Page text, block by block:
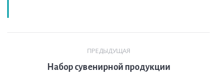
ПРЕДЫДУЩАЯ
Предыдущая
Набор сувенирной продукции